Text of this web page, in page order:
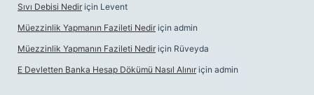
Sıvı Debisi Nedir için Levent
Müezzinlik Yapmanın Fazileti Nedir için admin
Müezzinlik Yapmanın Fazileti Nedir için Rüveyda
E Devletten Banka Hesap Dökümü Nasıl Alınır için admin